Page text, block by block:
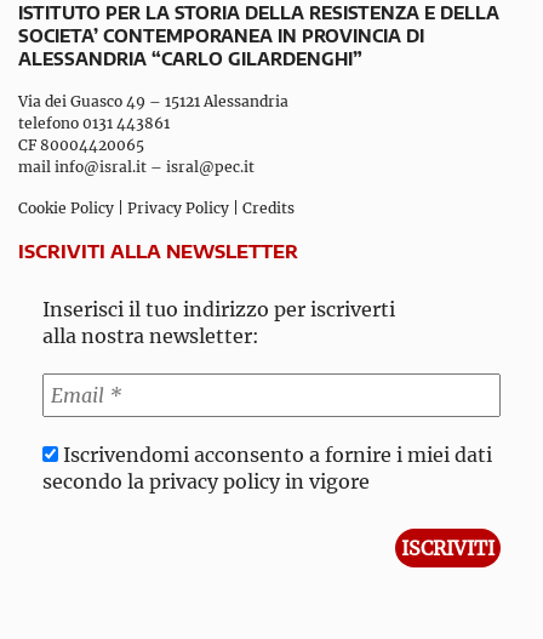
ISTITUTO PER LA STORIA DELLA RESISTENZA E DELLA
SOCIETA’ CONTEMPORANEA IN PROVINCIA DI
ALESSANDRIA “CARLO GILARDENGHI”
Via dei Guasco 49 – 15121 Alessandria
telefono 0131 443861
CF 80004420065
mail info@isral.it – isral@pec.it
Cookie Policy Privacy Policy Credits
ISCRIVITI ALLA NEWSLETTER
Inserisci il tuo indirizzo per iscriverti
alla nostra newsletter:
Iscrivendomi acconsento a fornire i miei dati
secondo la privacy policy in vigore